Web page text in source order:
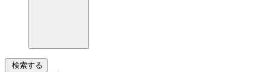
検索する